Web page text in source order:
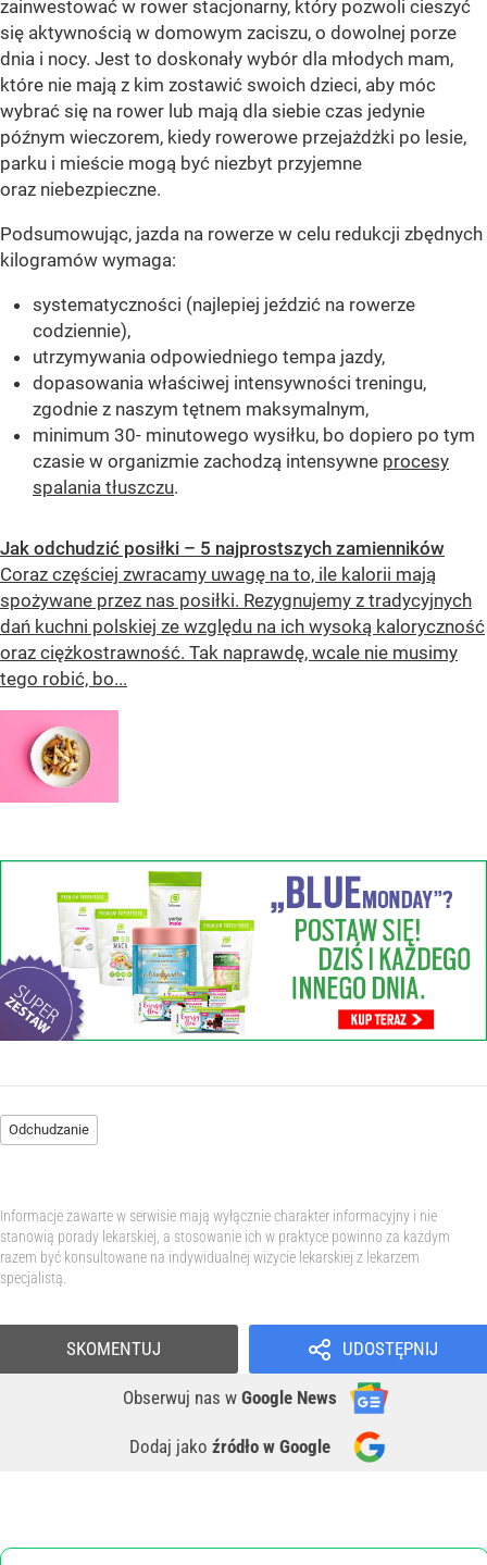
zainwestować w rower stacjonarny, który pozwoli cieszyć
się aktywnością w domowym zaciszu, o dowolnej porze
dnia i nocy. Jest to doskonały wybór dla młodych mam,
które nie mają z kim zostawić swoich dzieci, aby móc
wybrać się na rower lub mają dla siebie czas jedynie
późnym wieczorem, kiedy rowerowe przejażdżki po lesie,
parku i mieście mogą być niezbyt przyjemne
oraz niebezpieczne.
Podsumowując, jazda na rowerze w celu redukcji zbędnych
kilogramów wymaga:
systematyczności (najlepiej jeździć na rowerze
codziennie),
utrzymywania odpowiedniego tempa jazdy,
dopasowania właściwej intensywności treningu,
zgodnie z naszym tętnem maksymalnym,
minimum 30- minutowego wysiłku, bo dopiero po tym
czasie w organizmie zachodzą intensywne procesy
spalania tłuszczu.
Jak odchudzić posiłki – 5 najprostszych zamienników
Coraz częściej zwracamy uwagę na to, ile kalorii mają
spożywane przez nas posiłki. Rezygnujemy z tradycyjnych
dań kuchni polskiej ze względu na ich wysoką kaloryczność
oraz ciężkostrawność. Tak naprawdę, wcale nie musimy
tego robić, bo...
Odchudzanie
Informacje zawarte w serwisie mają wyłącznie charakter informacyjny i nie
stanowią porady lekarskiej, a stosowanie ich w praktyce powinno za każdym
razem być konsultowane na indywidualnej wizycie lekarskiej z lekarzem
specjalistą.
UDOSTĘPNIJ
Obserwuj nas w Google News
Dodaj jako źródło w Google
SKOMENTUJ